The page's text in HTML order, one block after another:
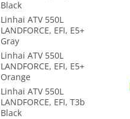
Black
Linhai ATV 550L
LANDFORCE, EFI, E5+
Gray
Linhai ATV 550L
LANDFORCE, EFI, E5+
Orange
Linhai ATV 550L
LANDFORCE, EFI, T3b
Black